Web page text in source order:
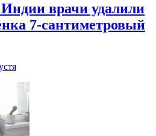
врачи удалили
7-сантиметровый